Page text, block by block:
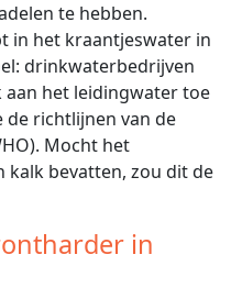
te hebben.
in het kraantjeswater in
drinkwaterbedrijven
het leidingwater toe
de richtlijnen van de
Mocht het
bevatten, zou dit de
in